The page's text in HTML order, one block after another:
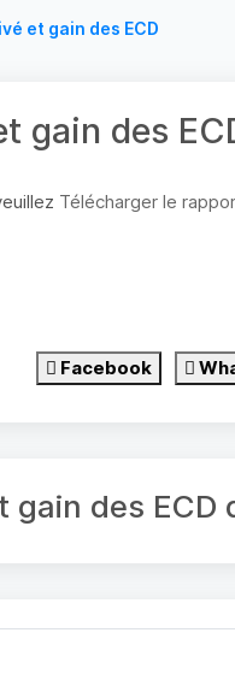
et gain des ECD
gain des
Télécharger le
Facebook
gain des